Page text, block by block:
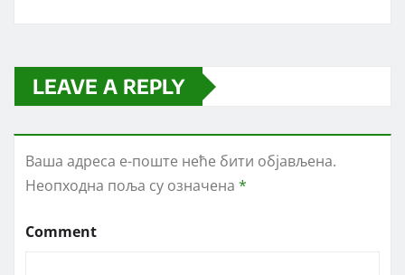
LEAVE A REPLY
Ваша адреса е-поште неће бити објављена.
Неопходна поља су означена *
Comment